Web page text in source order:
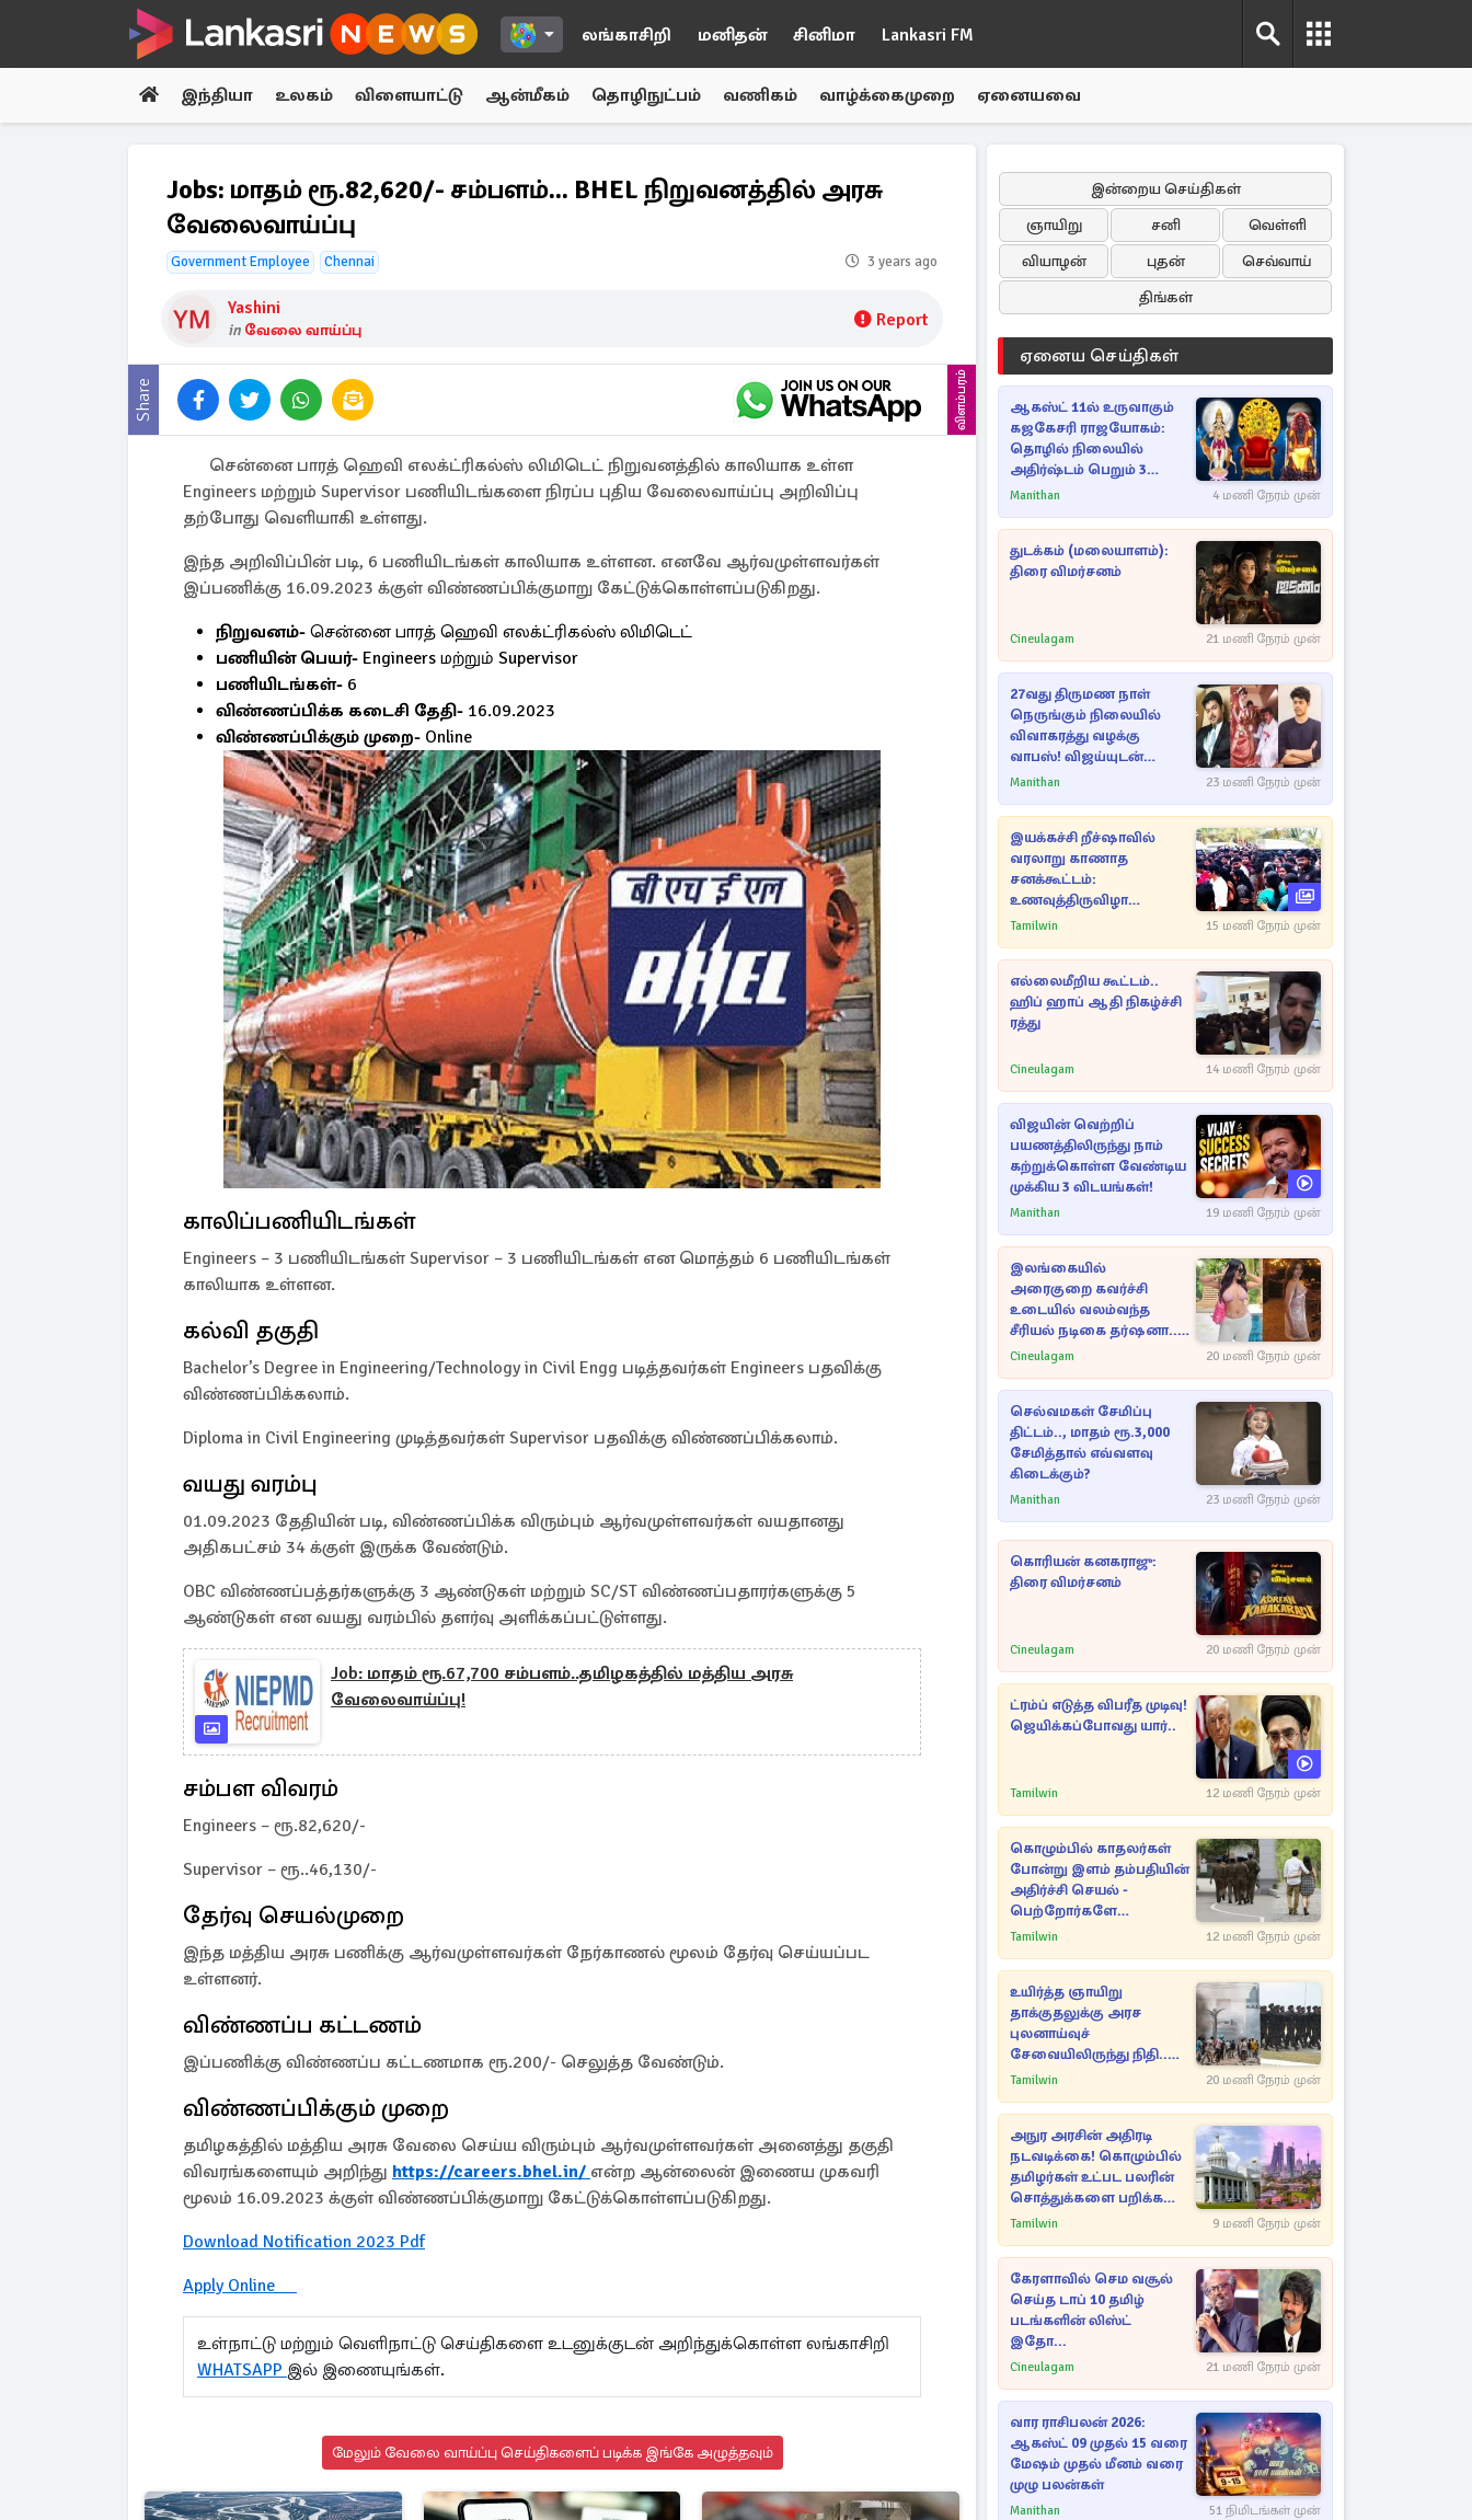
லங்காசிறி மனிதன் சினிமா Lankasri FM
இந்தியா உலகம் விளையாட்டு ஆன்மீகம் தொழிநுட்பம் வணிகம் வாழ்க்கைமுறை ஏனையவை
Jobs: மாதம் ரூ.82,620/- சம்பளம்... BHEL நிறுவனத்தில் அரசு
வேலைவாய்ப்பு
Government Employee Chennai 3 years ago
Yashini
in வேலை வாய்ப்பு Report
Share விளம்பரம்
சென்னை பாரத் ஹெவி எலக்ட்ரிகல்ஸ் லிமிடெட் நிறுவனத்தில் காலியாக உள்ள
Engineers மற்றும் Supervisor பணியிடங்களை நிரப்ப புதிய வேலைவாய்ப்பு அறிவிப்பு
தற்போது வெளியாகி உள்ளது.
இந்த அறிவிப்பின் படி, 6 பணியிடங்கள் காலியாக உள்ளன. எனவே ஆர்வமுள்ளவர்கள்
இப்பணிக்கு 16.09.2023 க்குள் விண்ணப்பிக்குமாறு கேட்டுக்கொள்ளப்படுகிறது.
நிறுவனம்- சென்னை பாரத் ஹெவி எலக்ட்ரிகல்ஸ் லிமிடெட்
பணியின் பெயர்- Engineers மற்றும் Supervisor
பணியிடங்கள்- 6
விண்ணப்பிக்க கடைசி தேதி- 16.09.2023
விண்ணப்பிக்கும் முறை- Online
காலிப்பணியிடங்கள்
Engineers – 3 பணியிடங்கள் Supervisor – 3 பணியிடங்கள் என மொத்தம் 6 பணியிடங்கள்
காலியாக உள்ளன.
கல்வி தகுதி
Bachelor’s Degree in Engineering/Technology in Civil Engg படித்தவர்கள் Engineers பதவிக்கு
விண்ணப்பிக்கலாம்.
Diploma in Civil Engineering முடித்தவர்கள் Supervisor பதவிக்கு விண்ணப்பிக்கலாம்.
வயது வரம்பு
01.09.2023 தேதியின் படி, விண்ணப்பிக்க விரும்பும் ஆர்வமுள்ளவர்கள் வயதானது
அதிகபட்சம் 34 க்குள் இருக்க வேண்டும்.
OBC விண்ணப்பத்தர்களுக்கு 3 ஆண்டுகள் மற்றும் SC/ST விண்ணப்பதாரர்களுக்கு 5
ஆண்டுகள் என வயது வரம்பில் தளர்வு அளிக்கப்பட்டுள்ளது.
Job: மாதம் ரூ.67,700 சம்பளம்..தமிழகத்தில் மத்திய அரசு
வேலைவாய்ப்பு!
சம்பள விவரம்
Engineers – ரூ.82,620/-
Supervisor – ரூ..46,130/-
தேர்வு செயல்முறை
இந்த மத்திய அரசு பணிக்கு ஆர்வமுள்ளவர்கள் நேர்காணல் மூலம் தேர்வு செய்யப்பட
உள்ளனர்.
விண்ணப்ப கட்டணம்
இப்பணிக்கு விண்ணப்ப கட்டணமாக ரூ.200/- செலுத்த வேண்டும்.
விண்ணப்பிக்கும் முறை
தமிழகத்தில் மத்திய அரசு வேலை செய்ய விரும்பும் ஆர்வமுள்ளவர்கள் அனைத்து தகுதி
விவரங்களையும் அறிந்து https://careers.bhel.in/ என்ற ஆன்லைன் இணைய முகவரி
மூலம் 16.09.2023 க்குள் விண்ணப்பிக்குமாறு கேட்டுக்கொள்ளப்படுகிறது.
Download Notification 2023 Pdf
Apply Online
உள்நாட்டு மற்றும் வெளிநாட்டு செய்திகளை உடனுக்குடன் அறிந்துக்கொள்ள லங்காசிறி
WHATSAPP இல் இணையுங்கள்.
மேலும் வேலை வாய்ப்பு செய்திகளைப் படிக்க இங்கே அழுத்தவும்
இன்றைய செய்திகள்
ஞாயிறு
சனி
வெள்ளி
வியாழன்
புதன்
செவ்வாய்
திங்கள்
ஏனைய செய்திகள்
ஆகஸ்ட் 11ல் உருவாகும்
கஜகேசரி ராஜயோகம்:
தொழில் நிலையில்
அதிர்ஷ்டம் பெறும் 3
ராசிகள்!
Manithan 4 மணி நேரம் முன்
துடக்கம் (மலையாளம்):
திரை விமர்சனம்
Cineulagam 21 மணி நேரம் முன்
27வது திருமண நாள்
நெருங்கும் நிலையில்
விவாகரத்து வழக்கு
வாபஸ்! விஜய்யுடன்
மீண்டும் இணைவாரா?
Manithan 23 மணி நேரம் முன்
இயக்கச்சி றீச்ஷாவில்
வரலாறு காணாத
சனக்கூட்டம்:
உணவுத்திருவிழா
இடைநிறுத்தம்
Tamilwin 15 மணி நேரம் முன்
எல்லைமீறிய கூட்டம்..
ஹிப் ஹாப் ஆதி நிகழ்ச்சி
ரத்து
Cineulagam 14 மணி நேரம் முன்
விஜயின் வெற்றிப்
பயணத்திலிருந்து நாம்
கற்றுக்கொள்ள வேண்டிய
முக்கிய 3 விடயங்கள்!
Manithan 19 மணி நேரம் முன்
இலங்கையில்
அரைகுறை கவர்ச்சி
உடையில் வலம்வந்த
சீரியல் நடிகை தர்ஷனா...
அவரே வெளியிட்ட
Cineulagam 20 மணி நேரம் முன்
செல்வமகள் சேமிப்பு
திட்டம்.., மாதம் ரூ.3,000
சேமித்தால் எவ்வளவு
கிடைக்கும்?
Manithan 23 மணி நேரம் முன்
கொரியன் கனகராஜு:
திரை விமர்சனம்
Cineulagam 20 மணி நேரம் முன்
ட்ரம்ப் எடுத்த விபரீத முடிவு!
ஜெயிக்கப்போவது யார்..
Tamilwin 12 மணி நேரம் முன்
கொழும்பில் காதலர்கள்
போன்று இளம் தம்பதியின்
அதிர்ச்சி செயல் -
பெற்றோர்களே
எச்சரிக்கை
Tamilwin 12 மணி நேரம் முன்
உயிர்த்த ஞாயிறு
தாக்குதலுக்கு அரச
புலனாய்வுச்
சேவையிலிருந்து நிதி..
வெளியான அதிர்ச்சி
Tamilwin 20 மணி நேரம் முன்
அநுர அரசின் அதிரடி
நடவடிக்கை! கொழும்பில்
தமிழர்கள் உட்பட பலரின்
சொத்துக்களை பறிக்க
நடவடிக்கை
Tamilwin 9 மணி நேரம் முன்
கேரளாவில் செம வசூல்
செய்த டாப் 10 தமிழ்
படங்களின் லிஸ்ட்
இதோ...
Cineulagam 21 மணி நேரம் முன்
வார ராசிபலன் 2026:
ஆகஸ்ட் 09 முதல் 15 வரை
மேஷம் முதல் மீனம் வரை
முழு பலன்கள்
Manithan 51 நிமிடங்கள் முன்